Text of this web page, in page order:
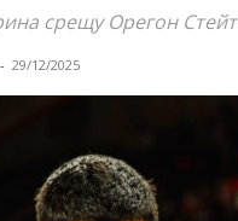
срещу Орегон Стейт
- 29/12/2025